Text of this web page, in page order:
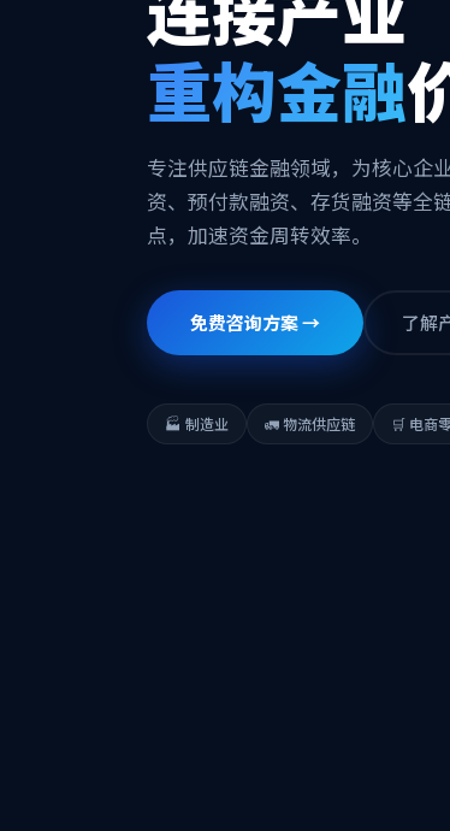
重构金融
专注供应链金融领域，为核心企
资、预付款融资、存货融资等全
点，加速资金周转效率。
免费咨询方案 → 了解
🏭 制造业 🚛 物流供应链 🛒 电商